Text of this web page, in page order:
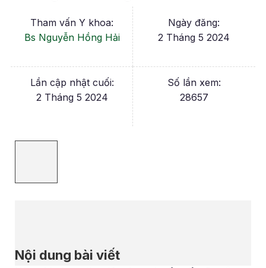
Tham vấn Y khoa:
Bs Nguyễn Hồng Hải
Ngày đăng:
2 Tháng 5 2024
Lần cập nhật cuối:
2 Tháng 5 2024
Số lần xem:
28657
Nội dung bài viết